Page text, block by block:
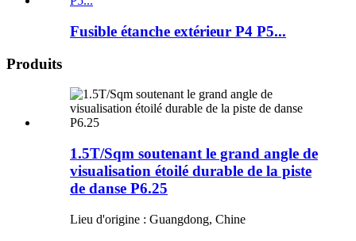
Fusible étanche extérieur P4 P5...
Produits
1.5T/Sqm soutenant le grand angle de
visualisation étoilé durable de la piste
de danse P6.25
Lieu d'origine : Guangdong, Chine